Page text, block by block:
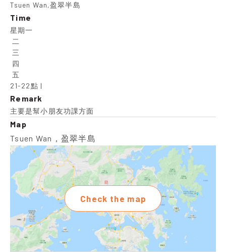
Tsuen Wan,盈翠半島
Time
星期一
21-22點 |
Remark
主要是幫小朋友功課方面
Map
Tsuen Wan，盈翠半島
Check the map